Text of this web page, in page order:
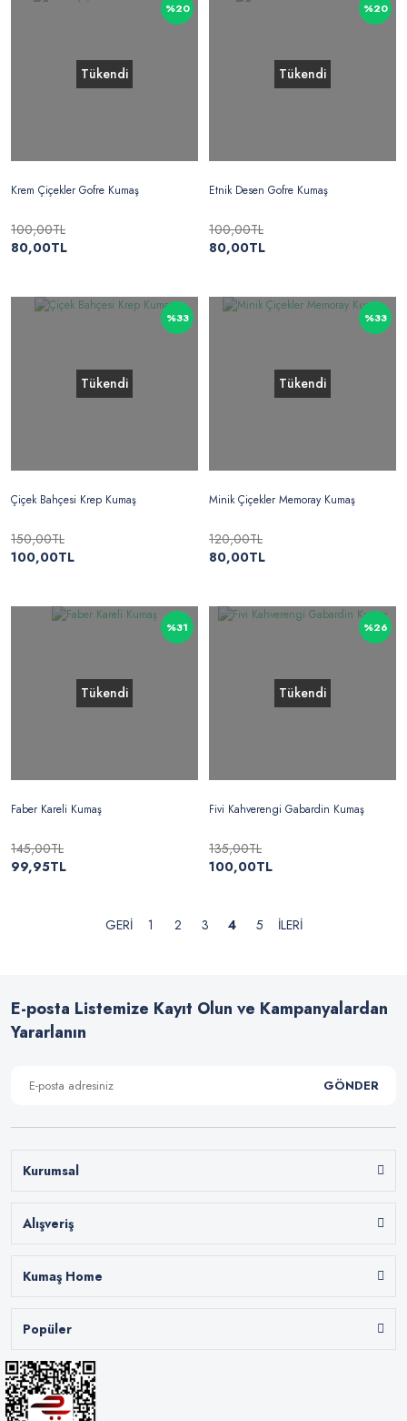
%20
Tükendi
Krem Çiçekler Gofre Kumaş
100,00TL
80,00TL
%20
Tükendi
Etnik Desen Gofre Kumaş
100,00TL
80,00TL
%33
Tükendi
Çiçek Bahçesi Krep Kumaş
150,00TL
100,00TL
%33
Tükendi
Minik Çiçekler Memoray Kumaş
120,00TL
80,00TL
%31
Tükendi
Faber Kareli Kumaş
145,00TL
99,95TL
%26
Tükendi
Fivi Kahverengi Gabardin Kumaş
135,00TL
100,00TL
1 2 3 4 5
E-posta Listemize Kayıt Olun ve Kampanyalardan
Yararlanın
GÖNDER
Kurumsal
Alışveriş
Kumaş Home
Popüler